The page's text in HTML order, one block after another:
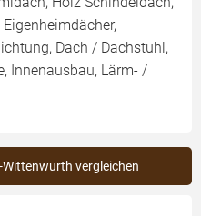
Dach / Dachstuhl,
Innenausbau, Lärm- /
vergleichen